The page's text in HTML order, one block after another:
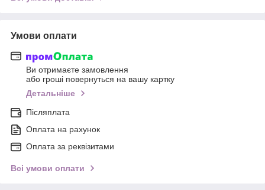
Умови оплати
Ви отримаєте замовлення
або гроші повернуться на вашу картку
Детальніше
Післяплата
Оплата на рахунок
Оплата за реквізитами
Всі умови оплати